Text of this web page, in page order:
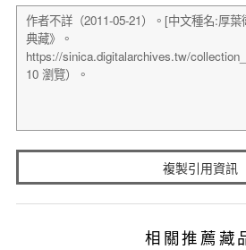
複製引用資訊
相關推薦藏